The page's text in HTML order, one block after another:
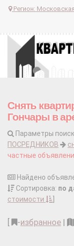
Регион:
Снять
Гончары в
Параметры
ПОСРЕДНИКОВ
частные
Найдено
Сортировка: по
стоимости
-избранное |